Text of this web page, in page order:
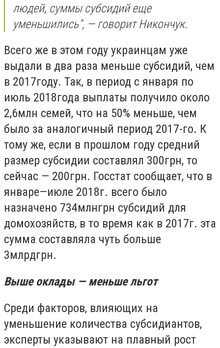
людей, суммы субсидий еще
уменьшились", — говорит Никончук.
Всего же в этом году украинцам уже
выдали в два раза меньше субсидий, чем
в 2017году. Так, в период с января по
июль 2018года выплаты получило около
2,6млн семей, что на 50% меньше, чем
было за аналогичный период 2017-го. К
тому же, если в прошлом году средний
размер субсидии составлял 300грн, то
сейчас — 200грн. Госстат сообщает, что в
январе—июле 2018г. всего было
назначено 734млнгрн субсидий для
домохозяйств, в то время как в 2017г. эта
сумма составляла чуть больше
3млрдгрн.
Выше оклады — меньше льгот
Среди факторов, влияющих на
уменьшение количества субсидиантов,
эксперты указывают на плавный рост